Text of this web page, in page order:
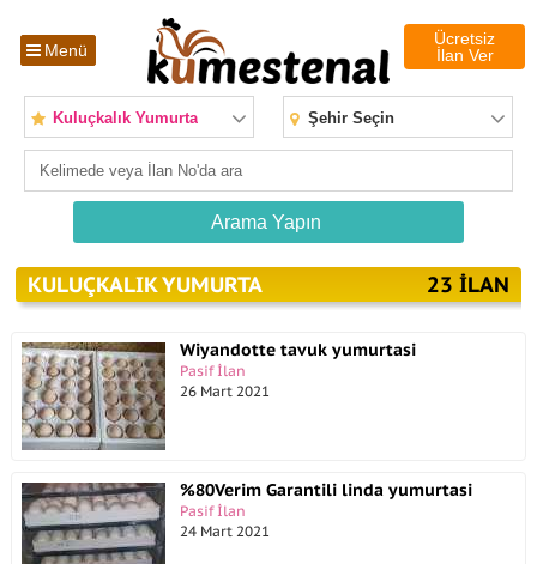
Menü
Ücretsiz
İlan Ver
Kuluçkalık Yumurta Şehir Seçin
KULUÇKALIK YUMURTA 23 ILAN
Wiyandotte tavuk yumurtasi
Pasif İlan
26 Mart 2021
%80Verim Garantili linda yumurtasi
Pasif İlan
24 Mart 2021